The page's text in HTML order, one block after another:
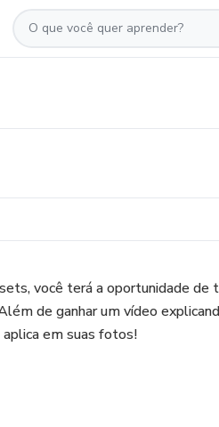
você terá a oportunidade
de ganhar um vídeo
em suas fotos!